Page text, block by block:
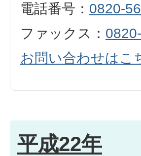
電話番号： 0820-
ファックス：
お問い合わせはこ
平成22年